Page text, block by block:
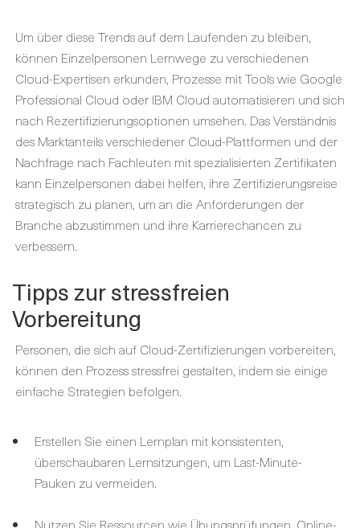
Um über diese Trends auf dem Laufenden zu bleiben,
können Einzelpersonen Lernwege zu verschiedenen
Cloud-Expertisen erkunden, Prozesse mit Tools wie Google
Professional Cloud oder IBM Cloud automatisieren und sich
nach Rezertifizierungsoptionen umsehen. Das Verständnis
des Marktanteils verschiedener Cloud-Plattformen und der
Nachfrage nach Fachleuten mit spezialisierten Zertifikaten
kann Einzelpersonen dabei helfen, ihre Zertifizierungsreise
strategisch zu planen, um an die Anforderungen der
Branche abzustimmen und ihre Karrierechancen zu
verbessern.
Tipps zur stressfreien
Vorbereitung
Personen, die sich auf Cloud-Zertifizierungen vorbereiten,
können den Prozess stressfrei gestalten, indem sie einige
einfache Strategien befolgen.
Erstellen Sie einen Lernplan mit konsistenten,
überschaubaren Lernsitzungen, um Last-Minute-
Pauken zu vermeiden.
Nutzen Sie Ressourcen wie Übungsprüfungen, Online-